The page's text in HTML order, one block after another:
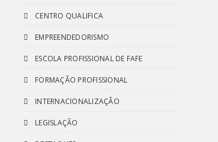
CENTRO QUALIFICA
EMPREENDEDORISMO
ESCOLA PROFISSIONAL DE FAFE
FORMAÇÃO PROFISSIONAL
INTERNACIONALIZAÇÃO
LEGISLAÇÃO